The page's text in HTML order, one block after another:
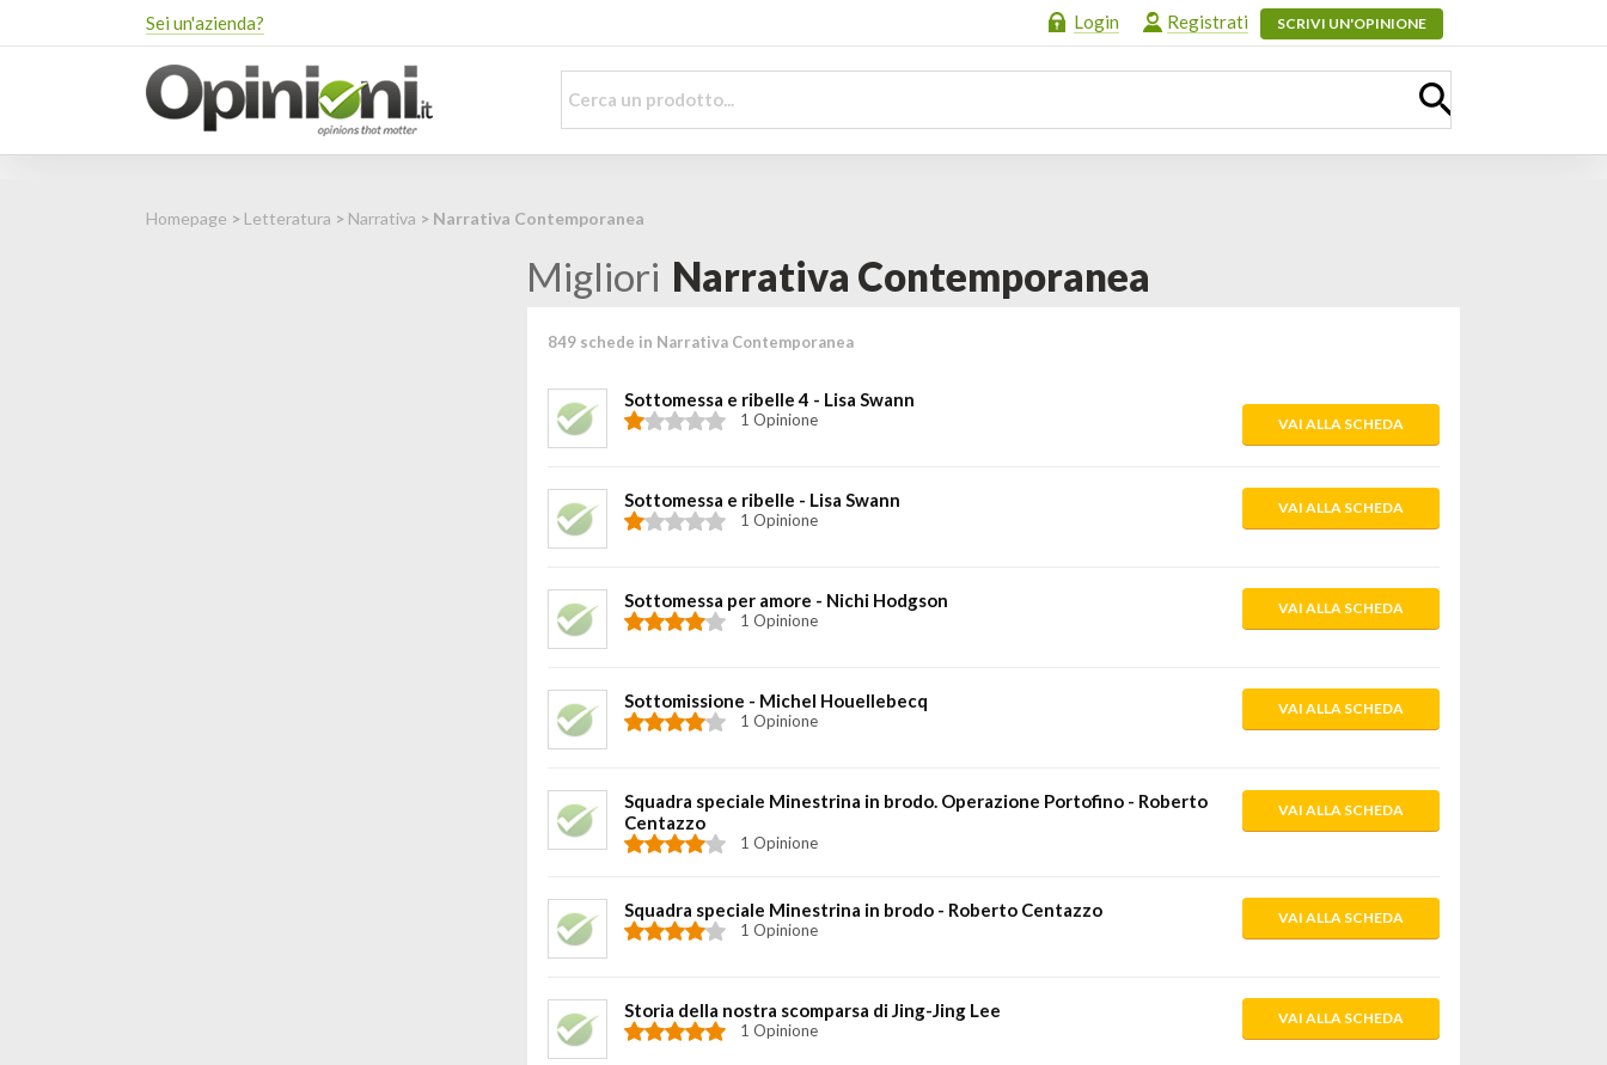
Sei un'azienda? Login Registrati SCRIVI UN'OPINIONE
Homepage > Letteratura > Narrativa > Narrativa Contemporanea
Migliori Narrativa Contemporanea
849 schede in Narrativa Contemporanea
Sottomessa e ribelle 4 - Lisa Swann
1 Opinione VAI ALLA SCHEDA
Sottomessa e ribelle - Lisa Swann
1 Opinione
VAI ALLA SCHEDA
Sottomessa per amore - Nichi Hodgson
1 Opinione
VAI ALLA SCHEDA
Sottomissione - Michel Houellebecq
1 Opinione
VAI ALLA SCHEDA
Squadra speciale Minestrina in brodo. Operazione Portofino - Roberto
Centazzo
1 Opinione
VAI ALLA SCHEDA
Squadra speciale Minestrina in brodo - Roberto Centazzo
1 Opinione
VAI ALLA SCHEDA
Storia della nostra scomparsa di Jing-Jing Lee
1 Opinione
VAI ALLA SCHEDA